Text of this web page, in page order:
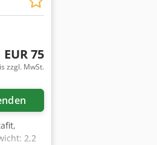
EUR 75
zzgl. MwSt.
2,2